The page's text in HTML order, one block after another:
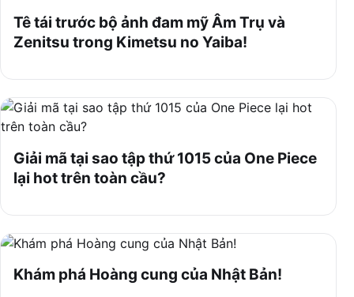
Tê tái trước bộ ảnh đam mỹ Âm Trụ và
Zenitsu trong Kimetsu no Yaiba!
Giải mã tại sao tập thứ 1015 của One Piece
lại hot trên toàn cầu?
Khám phá Hoàng cung của Nhật Bản!